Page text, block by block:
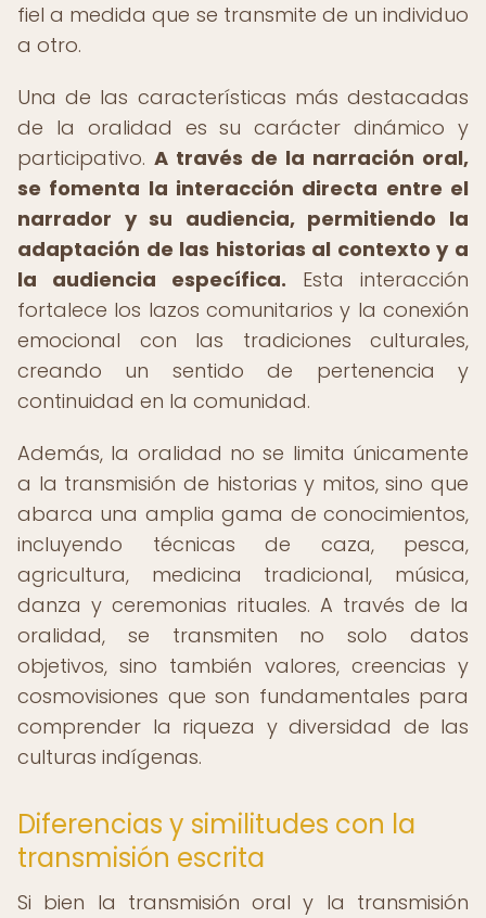
fiel a medida que se transmite de un individuo
a otro.
Una de las características más destacadas
de la oralidad es su carácter dinámico y
participativo. A través de la narración oral,
se fomenta la interacción directa entre el
narrador y su audiencia, permitiendo la
adaptación de las historias al contexto y a
la audiencia específica. Esta interacción
fortalece los lazos comunitarios y la conexión
emocional con las tradiciones culturales,
creando un sentido de pertenencia y
continuidad en la comunidad.
Además, la oralidad no se limita únicamente
a la transmisión de historias y mitos, sino que
abarca una amplia gama de conocimientos,
incluyendo técnicas de caza, pesca,
agricultura, medicina tradicional, música,
danza y ceremonias rituales. A través de la
oralidad, se transmiten no solo datos
objetivos, sino también valores, creencias y
cosmovisiones que son fundamentales para
comprender la riqueza y diversidad de las
culturas indígenas.
Diferencias y similitudes con la
transmisión escrita
Si bien la transmisión oral y la transmisión